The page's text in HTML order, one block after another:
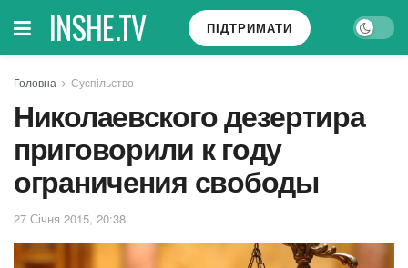
INSHE.TV ПІДТРИМАТИ
Головна Суспільство
Николаевского дезертира
приговорили к году
ограничения свободы
27 Січня 2015, 20:38